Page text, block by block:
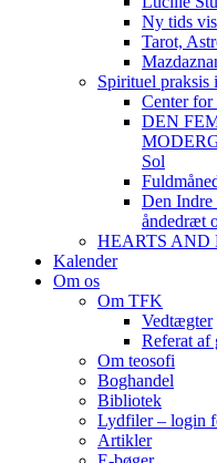
Ny tids
Tarot,
Spirituel praksis
Center for
DEN
Sol
Den
åndedræt
HEARTS AND
Kalender
Om os
Om TFK
Vedtægter
Referat af
Om teosofi
Boghandel
Bibliotek
Lydfiler – login
Artikler